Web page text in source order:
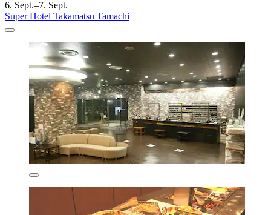
6. Sept.–7. Sept.
Super Hotel Takamatsu Tamachi